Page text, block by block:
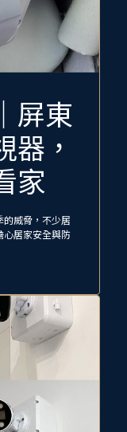
屏東
器，
家
威脅，不少居
心居家安全與防